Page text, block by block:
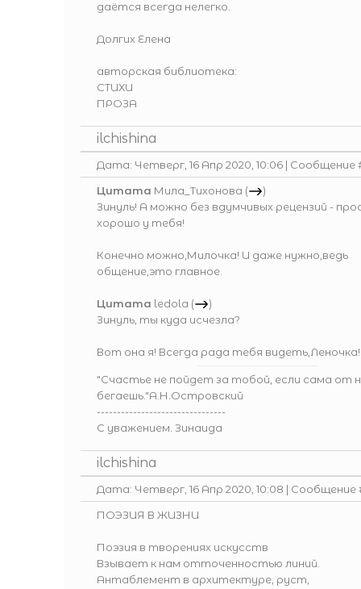
даётся всегда нелегко.
Долгих Елена
авторская библиотека:
СТИХИ
ПРОЗА
ilchishina
Дата: Четверг, 16 Апр 2020, 10:06 | Сообщение
Цитата Мила_Тихонова (
)
Зинуль! А можно без вдумчивых рецензий -
хорошо у тебя!
Конечно можно,Милочка! И даже нужно,ведь
общение,это главное.
Цитата ledola (
)
Зинуль, ты куда исчезла?
Вот она я! Всегда рада тебя видеть,Леночка!
"Счастье не пойдет за тобой, если сама от
бегаешь."А.Н.Островский
--------------------------------
С уважением. Зинаида
ilchishina
Дата: Четверг, 16 Апр 2020, 10:08 | Сообщение
ПОЭЗИЯ В ЖИЗНИ
Поэзия в творениях искусств
Взывает к нам отточенностью линий.
Антаблемент в архитектуре, руст,